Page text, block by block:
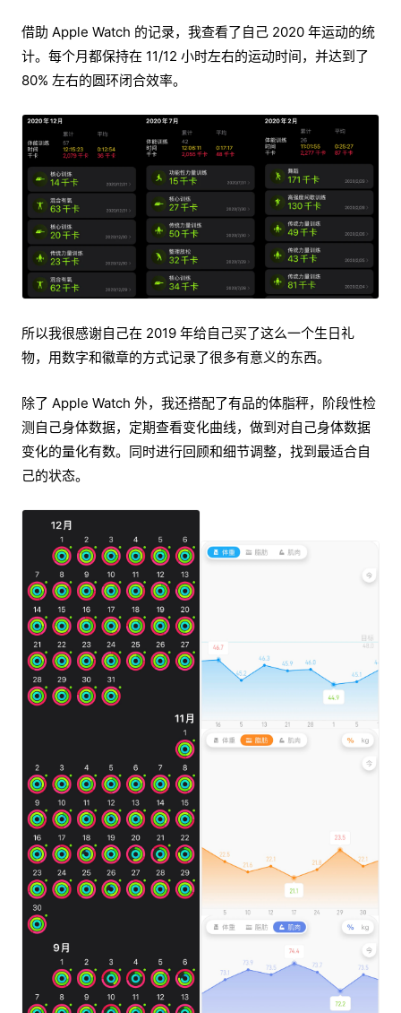
借助 Apple Watch 的记录，我查看了自己 2020 年运动的统
计。每个月都保持在 11/12 小时左右的运动时间，并达到了
80% 左右的圆环闭合效率。
所以我很感谢自己在 2019 年给自己买了这么一个生日礼
物，用数字和徽章的方式记录了很多有意义的东西。
除了 Apple Watch 外，我还搭配了有品的体脂秤，阶段性检
测自己身体数据，定期查看变化曲线，做到对自己身体数据
变化的量化有数。同时进行回顾和细节调整，找到最适合自
己的状态。